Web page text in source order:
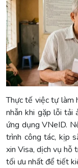
Thực tế việc tự làm
nhẫn khi gặp lỗi tải
ứng dụng VNeID.
trình công tác, kịp
xin Visa, dịch vụ hỗ
tối ưu nhất để tiết